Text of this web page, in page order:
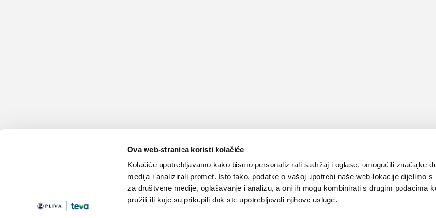
Ova web-stranica koristi kolačiće
Kolačiće upotrebljavamo kako bismo personalizirali sadržaj i oglase, omogućili značajke
medija i analizirali promet. Isto tako, podatke o vašoj upotrebi naše web-lokacije dijelimo s
za društvene medije, oglašavanje i analizu, a oni ih mogu kombinirati s drugim podacima
pružili ili koje su prikupili dok ste upotrebljavali njihove usluge.